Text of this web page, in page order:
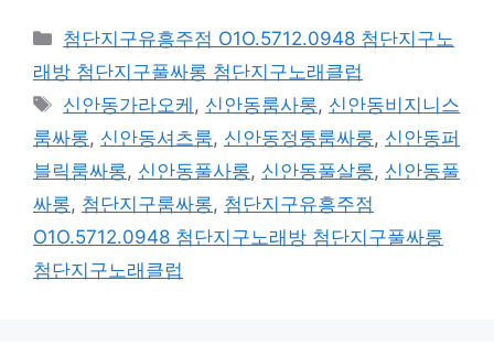
카
테
리
첨단지구유흥주점 O1O.5712.0948 첨단지구노
래방 첨단지구풀싸롱 첨단지구노래클럽
태
그
신안동가라오케 , 신안동룸사롱, 신안동비지니스
룸싸롱, 신안동셔츠룸, 신안동정통룸싸롱, 신안동퍼
블릭룸싸롱, 신안동풀사롱, 신안동풀살롱, 신안동풀
싸롱, 첨단지구룸싸롱, 첨단지구유흥주점
O1O.5712.0948 첨단지구노래방 첨단지구풀싸롱
첨단지구노래클럽